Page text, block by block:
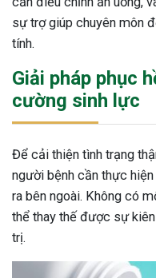
sự trợ giúp chuyên môn
tính.
Giải pháp phục
cường sinh lực
Để cải thiện tình trạng
người bệnh cần thực
ra bên ngoài. Không có
thể thay thế được sự
trị.